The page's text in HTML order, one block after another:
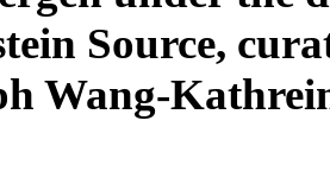
Source,
Wang-